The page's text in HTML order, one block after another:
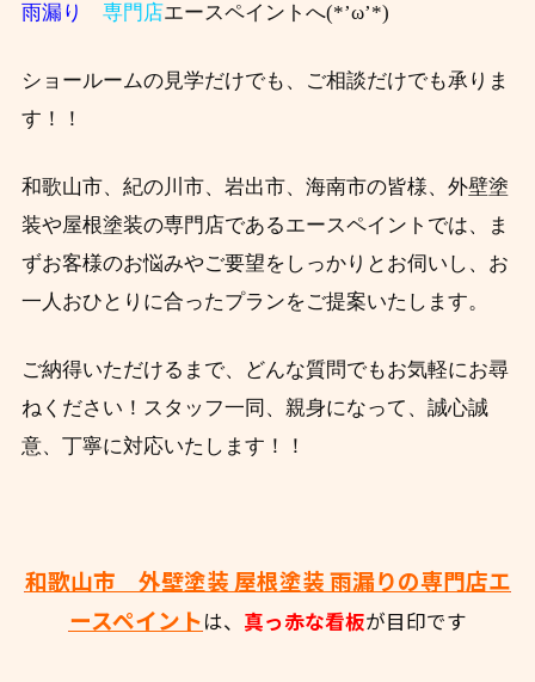
雨漏り
専門店エースペイントへ(*’ω’*)
ショールームの見学だけでも、ご相談だけでも承りま
す！！
和歌山市、紀の川市、岩出市、海南市の皆様、外壁塗
装や屋根塗装の専門店であるエースペイントでは、ま
ずお客様のお悩みやご要望をしっかりとお伺いし、お
一人おひとりに合ったプランをご提案いたします。
ご納得いただけるまで、どんな質問でもお気軽にお尋
ねください！スタッフ一同、親身になって、誠心誠
意、丁寧に対応いたします！！
和歌山市 外壁塗装 屋根塗装 雨漏りの専門店エ
ースペイントは、 真っ赤な看板が目印です